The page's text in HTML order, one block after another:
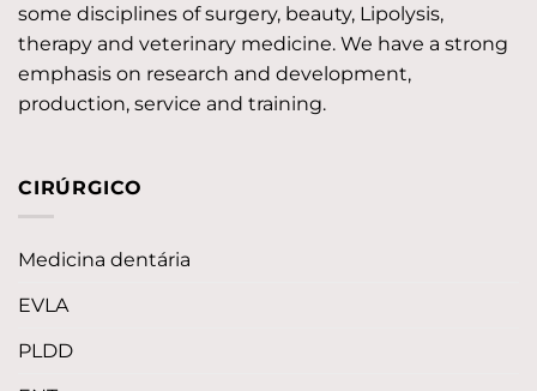
some disciplines of surgery, beauty, Lipolysis,
therapy and veterinary medicine. We have a strong
emphasis on research and development,
production, service and training.
CIRÚRGICO
Medicina dentária
EVLA
PLDD